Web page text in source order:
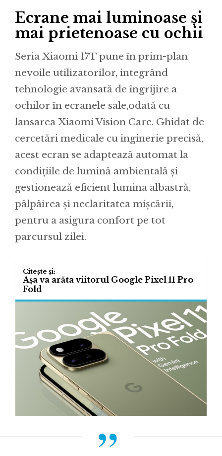
Ecrane mai luminoase și
mai prietenoase cu ochii
Seria Xiaomi 17T pune în prim-plan
nevoile utilizatorilor, integrând
tehnologie avansată de îngrijire a
ochilor în ecranele sale,odată cu
lansarea Xiaomi Vision Care. Ghidat de
cercetări medicale cu inginerie precisă,
acest ecran se adaptează automat la
condițiile de lumină ambientală și
gestionează eficient lumina albastră,
pâlpâirea și neclaritatea mișcării,
pentru a asigura confort pe tot
parcursul zilei.
Așa va arăta viitorul Google Pixel 11 Pro
Fold